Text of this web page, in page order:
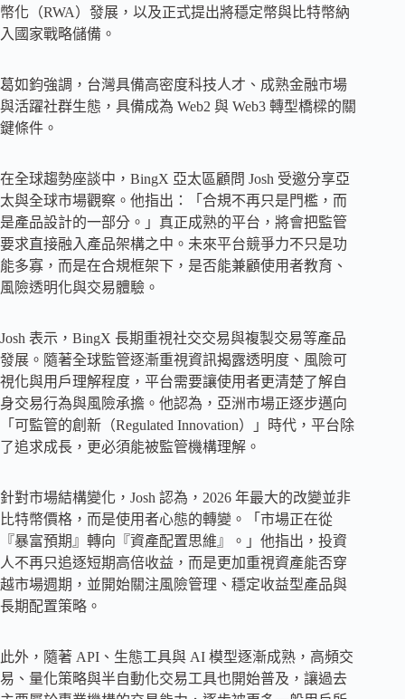
幣化（RWA）發展，以及正式提出將穩定幣與比特幣納
入國家戰略儲備。
葛如鈞強調，台灣具備高密度科技人才、成熟金融市場
與活躍社群生態，具備成為 Web2 與 Web3 轉型橋樑的關
鍵條件。
在全球趨勢座談中，BingX 亞太區顧問 Josh 受邀分享亞
太與全球市場觀察。他指出：「合規不再只是門檻，而
是產品設計的一部分。」真正成熟的平台，將會把監管
要求直接融入產品架構之中。未來平台競爭力不只是功
能多寡，而是在合規框架下，是否能兼顧使用者教育、
風險透明化與交易體驗。
Josh 表示，BingX 長期重視社交交易與複製交易等產品
發展。隨著全球監管逐漸重視資訊揭露透明度、風險可
視化與用戶理解程度，平台需要讓使用者更清楚了解自
身交易行為與風險承擔。他認為，亞洲市場正逐步邁向
「可監管的創新（Regulated Innovation）」時代，平台除
了追求成長，更必須能被監管機構理解。
針對市場結構變化，Josh 認為，2026 年最大的改變並非
比特幣價格，而是使用者心態的轉變。「市場正在從
『暴富預期』轉向『資產配置思維』。」他指出，投資
人不再只追逐短期高倍收益，而是更加重視資產能否穿
越市場週期，並開始關注風險管理、穩定收益型產品與
長期配置策略。
此外，隨著 API、生態工具與 AI 模型逐漸成熟，高頻交
易、量化策略與半自動化交易工具也開始普及，讓過去